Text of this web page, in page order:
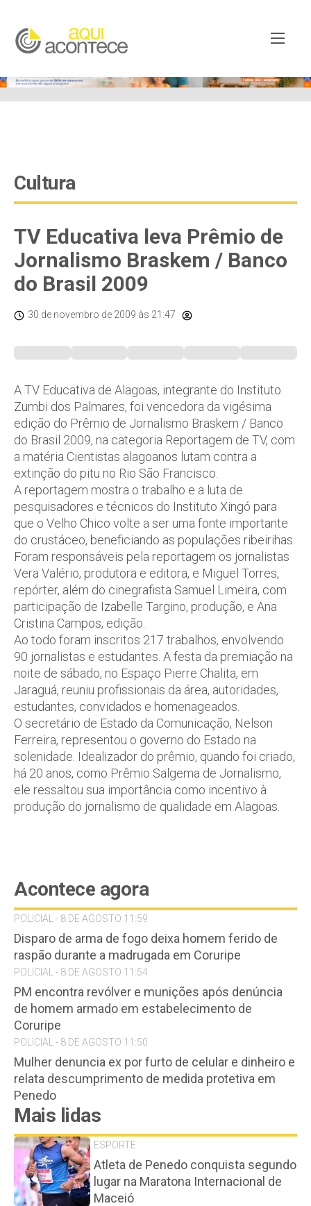
Xy8lpYSLnxw-AX8 google-site-verification:
googleb82de9a22cec23e8.html
Cultura
TV Educativa leva Prêmio de
Jornalismo Braskem / Banco
do Brasil 2009
30 de novembro de 2009 às 21:47
A TV Educativa de Alagoas, integrante do Instituto
Zumbi dos Palmares, foi vencedora da vigésima
edição do Prêmio de Jornalismo Braskem / Banco
do Brasil 2009, na categoria Reportagem de TV, com
a matéria Cientistas alagoanos lutam contra a
extinção do pitu no Rio São Francisco.
A reportagem mostra o trabalho e a luta de
pesquisadores e técnicos do Instituto Xingó para
que o Velho Chico volte a ser uma fonte importante
do crustáceo, beneficiando as populações ribeirihas.
Foram responsáveis pela reportagem os jornalistas
Vera Valério, produtora e editora, e Miguel Torres,
repórter, além do cinegrafista Samuel Limeira, com
participação de Izabelle Targino, produção, e Ana
Cristina Campos, edição.
Ao todo foram inscritos 217 trabalhos, envolvendo
90 jornalistas e estudantes. A festa da premiação na
noite de sábado, no Espaço Pierre Chalita, em
Jaraguá, reuniu profissionais da área, autoridades,
estudantes, convidados e homenageados.
O secretário de Estado da Comunicação, Nelson
Ferreira, representou o governo do Estado na
solenidade. Idealizador do prêmio, quando foi criado,
há 20 anos, como Prêmio Salgema de Jornalismo,
ele ressaltou sua importância como incentivo à
produção do jornalismo de qualidade em Alagoas.
Acontece agora
POLICIAL - 8 DE AGOSTO 11:59
Disparo de arma de fogo deixa homem ferido de
raspão durante a madrugada em Coruripe
POLICIAL - 8 DE AGOSTO 11:54
PM encontra revólver e munições após denúncia
de homem armado em estabelecimento de
Coruripe
POLICIAL - 8 DE AGOSTO 11:50
Mulher denuncia ex por furto de celular e dinheiro e
relata descumprimento de medida protetiva em
Penedo
Mais lidas
ESPORTE
Atleta de Penedo conquista segundo
lugar na Maratona Internacional de
Maceió